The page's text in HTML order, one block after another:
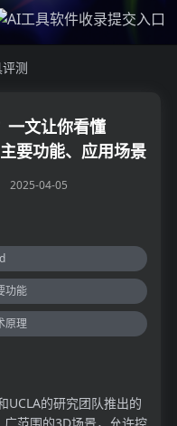
测
文让你看懂
要功能、应用场景
2025-04-05
功能
原理
的研究团队推出的